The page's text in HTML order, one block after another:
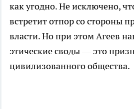
как угодно. Не исключено,
встретит отпор со стороны
власти. Но при этом Агеев
этические своды — это
цивилизованного общества.